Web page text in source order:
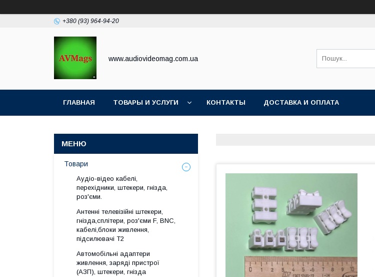
+380 (93) 964-94-20
www.audiovideomag.com.ua
ГЛАВНАЯ ТОВАРЫ И УСЛУГИ КОНТАКТЫ ДОСТАВКА И ОПЛАТА
Товари
Аудіо-відео кабелі,
перехідники, штекери, гнізда,
роз'єми.
Антенні телевізійні штекери,
гнізда,сплітери, роз'єми F, BNC,
кабелі,блоки живлення,
підсилювачі Т2
Автомобільні адаптери
живлення, заряді пристрої
(АЗП), штекери, гнізда